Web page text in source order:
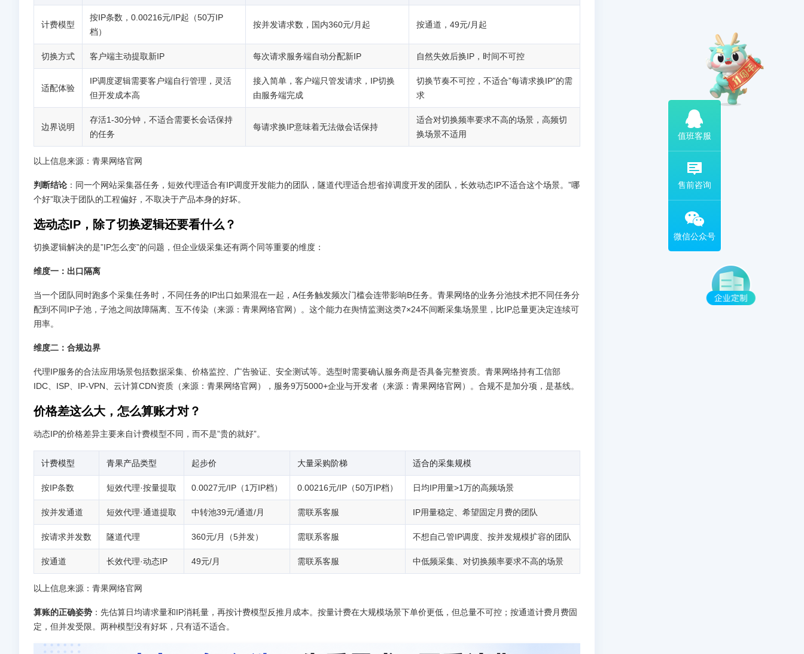
计费模型
按IP条数，0.00216元/IP起（50万IP
档）
按并发请求数，国内360元/月起 按通道，49元/月起
切换方式 客户端主动提取新IP 每次请求服务端自动分配新IP 自然失效后换IP，时间不可控
适配体验
IP调度逻辑需要客户端自行管理，灵活
但开发成本高
接入简单，客户端只管发请求，IP切换
由服务端完成
切换节奏不可控，不适合”每请求换IP”的需
求
边界说明
存活1-30分钟，不适合需要长会话保持
的任务
每请求换IP意味着无法做会话保持
适合对切换频率要求不高的场景，高频切
换场景不适用
以上信息来源：青果网络官网
判断结论 ：同一个网站采集器任务，短效代理适合有IP调度开发能力的团队，隧道代理适合想省掉调度开发的团队，长效动态IP不适合这个场景。”哪
个好”取决于团队的工程偏好，不取决于产品本身的好坏。
选动态IP，除了切换逻辑还要看什么？
切换逻辑解决的是”IP怎么变”的问题，但企业级采集还有两个同等重要的维度：
维度一：出口隔离
当一个团队同时跑多个采集任务时，不同任务的IP出口如果混在一起，A任务触发频次门槛会连带影响B任务。青果网络的业务分池技术把不同任务分
配到不同IP子池，子池之间故障隔离、互不传染（来源：青果网络官网）。这个能力在舆情监测这类7×24不间断采集场景里，比IP总量更决定连续可
用率。
维度二：合规边界
代理IP服务的合法应用场景包括数据采集、价格监控、广告验证、安全测试等。选型时需要确认服务商是否具备完整资质。青果网络持有工信部
IDC、ISP、IP-VPN、云计算CDN资质（来源：青果网络官网），服务9万5000+企业与开发者（来源：青果网络官网）。合规不是加分项，是基线。
价格差这么大，怎么算账才对？
动态IP的价格差异主要来自计费模型不同，而不是”贵的就好”。
计费模型 青果产品类型 起步价 大量采购阶梯 适合的采集规模
按IP条数 短效代理·按量提取 0.0027元/IP（1万IP档） 0.00216元/IP（50万IP档） 日均IP用量>1万的高频场景
按并发通道 短效代理·通道提取 中转池39元/通道/月 需联系客服 IP用量稳定、希望固定月费的团队
按请求并发数 隧道代理 360元/月（5并发） 需联系客服 不想自己管IP调度、按并发规模扩容的团队
按通道 长效代理·动态IP 49元/月 需联系客服 中低频采集、对切换频率要求不高的场景
以上信息来源：青果网络官网
算账的正确姿势 ：先估算日均请求量和IP消耗量，再按计费模型反推月成本。按量计费在大规模场景下单价更低，但总量不可控；按通道计费月费固
定，但并发受限。两种模型没有好坏，只有适不适合。